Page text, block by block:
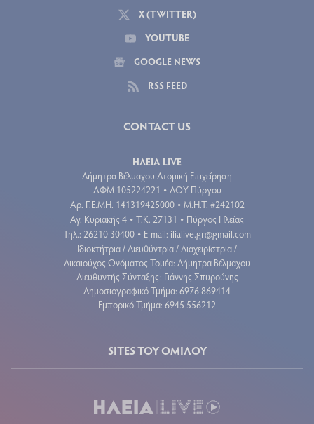
X (TWITTER)
YOUTUBE
GOOGLE NEWS
RSS FEED
CONTACT US
ΗΛΕΙΑ LIVE
Δήμητρα Βέλμαχου Ατομική Επιχείρηση
ΑΦΜ 105224221 • ΔΟΥ Πύργου
Aρ. Γ.Ε.ΜΗ. 141319425000 • Μ.Η.Τ. #242102
Αγ. Κυριακής 4 • Τ.Κ. 27131 • Πύργος Ηλείας
Τηλ.: 26210 30400 • E-mail: ilialive.gr@gmail.com
Ιδιοκτήτρια / Διευθύντρια / Διαχειρίστρια /
Δικαιούχος Ονόματος Τομέα: Δήμητρα Βέλμαχου
Διευθυντής Σύνταξης: Γιάννης Σπυρούνης
Δημοσιογραφικό Τμήμα: 6976 869414
Εμπορικό Τμήμα: 6945 556212
SITES ΤΟΥ ΟΜΙΛΟΥ